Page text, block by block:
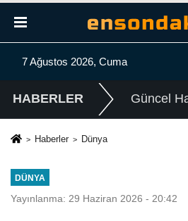
7 Ağustos 2026, Cuma
HABERLER Güncel
Haberler Dünya
DÜNYA
Yayınlanma: 29 Haziran 2026 - 20:42